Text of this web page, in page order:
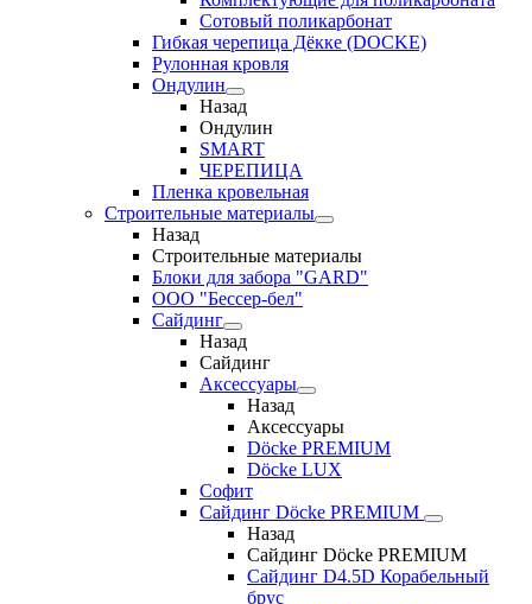
Сотовый поликарбонат
Гибкая черепица Дёкке (DOCKE)
Рулонная кровля
Ондулин
Назад
Ондулин
SMART
ЧЕРЕПИЦА
Пленка кровельная
Строительные материалы
Назад
Строительные материалы
Блоки для забора "GARD"
ООО "Бессер-бел"
Сайдинг
Назад
Сайдинг
Аксессуары
Назад
Аксессуары
Döcke PREMIUM
Döcke LUX
Софит
Сайдинг Döcke PREMIUM
Назад
Сайдинг Döcke PREMIUM
Сайдинг D4.5D Корабельный
брус